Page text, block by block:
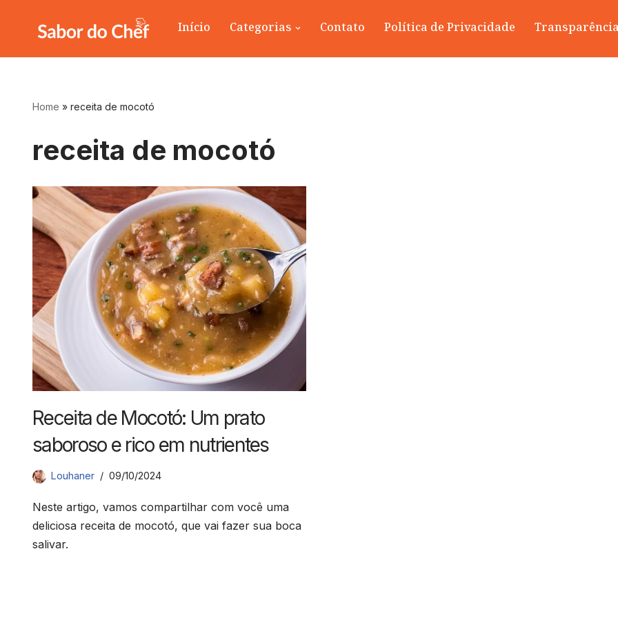
Pular
para
Início Categorias Contato Política de Privacidade
Home » receita de mocotó
receita de mocotó
Receita de Mocotó: Um prato
saboroso e rico em nutrientes
Louhaner 09/10/2024
Neste artigo, vamos compartilhar com você uma
deliciosa receita de mocotó, que vai fazer sua boca
salivar.